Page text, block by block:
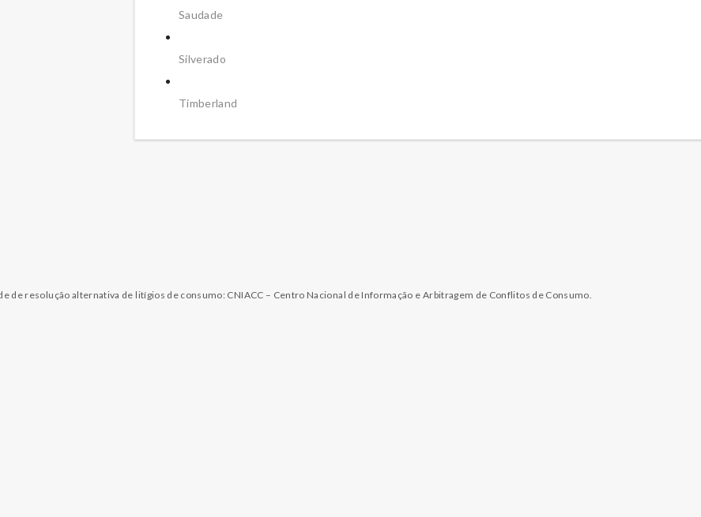
Saudade
Silverado
Timberland
de resolução alternativa de litígios de consumo: CNIACC – Centro Nacional de Informação e Arbitragem de Conflitos de Consumo.